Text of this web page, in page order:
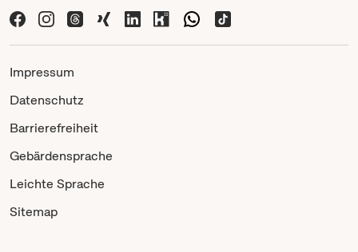
Impressum
Datenschutz
Barrierefreiheit
Gebärdensprache
Leichte Sprache
Sitemap